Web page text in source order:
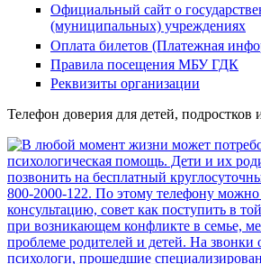
Официальный сайт о
(муниципальных) учреждениях
Оплата билетов (Платежная
Правила посещения МБУ ГДК
Реквизиты организации
Телефон доверия для детей, подростков